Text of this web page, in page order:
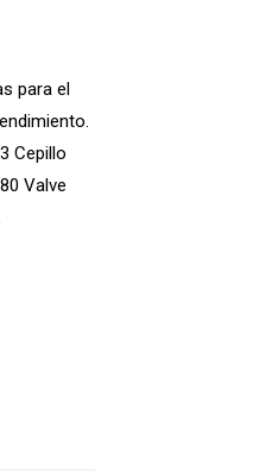
para el
Cepillo
Valve